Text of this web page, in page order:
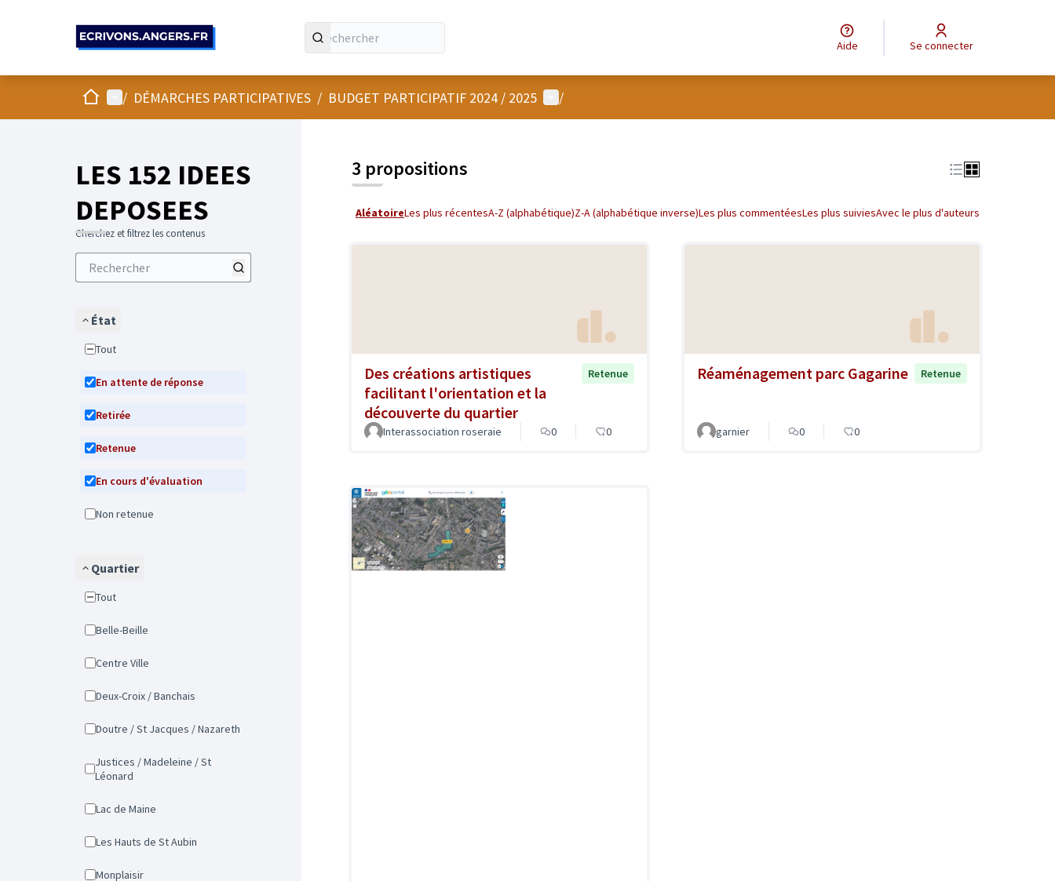
Aide Se connecter
AccueilMenu principal
/ DÉMARCHES PARTICIPATIVES / BUDGET PARTICIPATIF 2024 / 2025 Menu utilisateur
/
LES 152 IDEES
DEPOSEES
Cherchez et filtrez les contenus
État
Tout
En attente de réponse
Retirée
Retenue
En cours d'évaluation
Non retenue
Quartier
Tout
Belle-Beille
Centre Ville
Deux-Croix / Banchais
Doutre / St Jacques / Nazareth
Justices / Madeleine / St
Léonard
Lac de Maine
Les Hauts de St Aubin
Monplaisir
3 propositions
AléatoireLes plus récentesA-Z (alphabétique)Z-A (alphabétique inverse)Les plus commentéesLes plus suiviesAvec le plus d'auteurs
Des créations artistiques
facilitant l'orientation et la
découverte du quartier
Retenue
Interassociation roseraie 0 0
Réaménagement parc Gagarine Retenue
garnier 0 0